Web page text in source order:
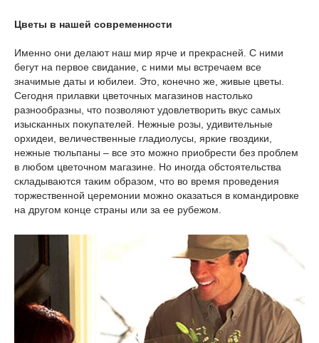
Цветы в нашей современности
Именно они делают наш мир ярче и прекрасней. С ними
бегут на первое свидание, с ними мы встречаем все
значимые даты и юбилеи. Это, конечно же, живые цветы.
Сегодня прилавки цветочных магазинов настолько
разнообразны, что позволяют удовлетворить вкус самых
изысканных покупателей. Нежные розы, удивительные
орхидеи, величественные гладиолусы, яркие гвоздики,
нежные тюльпаны – все это можно приобрести без проблем
в любом цветочном магазине. Но иногда обстоятельства
складываются таким образом, что во время проведения
торжественной церемонии можно оказаться в командировке
на другом конце страны или за ее рубежом.